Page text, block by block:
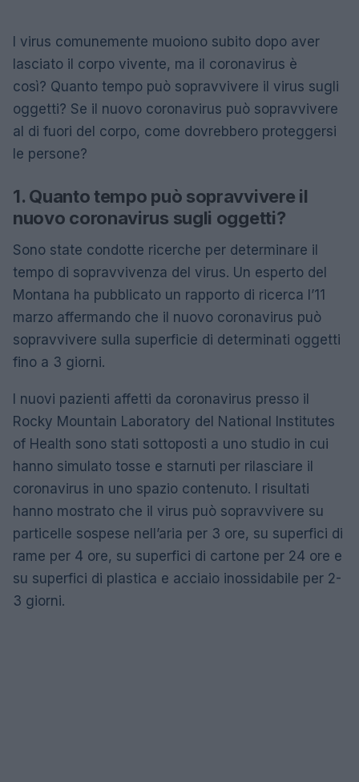
I virus comunemente muoiono subito dopo aver
lasciato il corpo vivente, ma il coronavirus è
così? Quanto tempo può sopravvivere il virus sugli
oggetti? Se il nuovo coronavirus può sopravvivere
al di fuori del corpo, come dovrebbero proteggersi
le persone?
1. Quanto tempo può sopravvivere il
nuovo coronavirus sugli oggetti?
Sono state condotte ricerche per determinare il
tempo di sopravvivenza del virus. Un esperto del
Montana ha pubblicato un rapporto di ricerca l’11
marzo affermando che il nuovo coronavirus può
sopravvivere sulla superficie di determinati oggetti
fino a 3 giorni.
I nuovi pazienti affetti da coronavirus presso il
Rocky Mountain Laboratory del National Institutes
of Health sono stati sottoposti a uno studio in cui
hanno simulato tosse e starnuti per rilasciare il
coronavirus in uno spazio contenuto. I risultati
hanno mostrato che il virus può sopravvivere su
particelle sospese nell’aria per 3 ore, su superfici di
rame per 4 ore, su superfici di cartone per 24 ore e
su superfici di plastica e acciaio inossidabile per 2-
3 giorni.